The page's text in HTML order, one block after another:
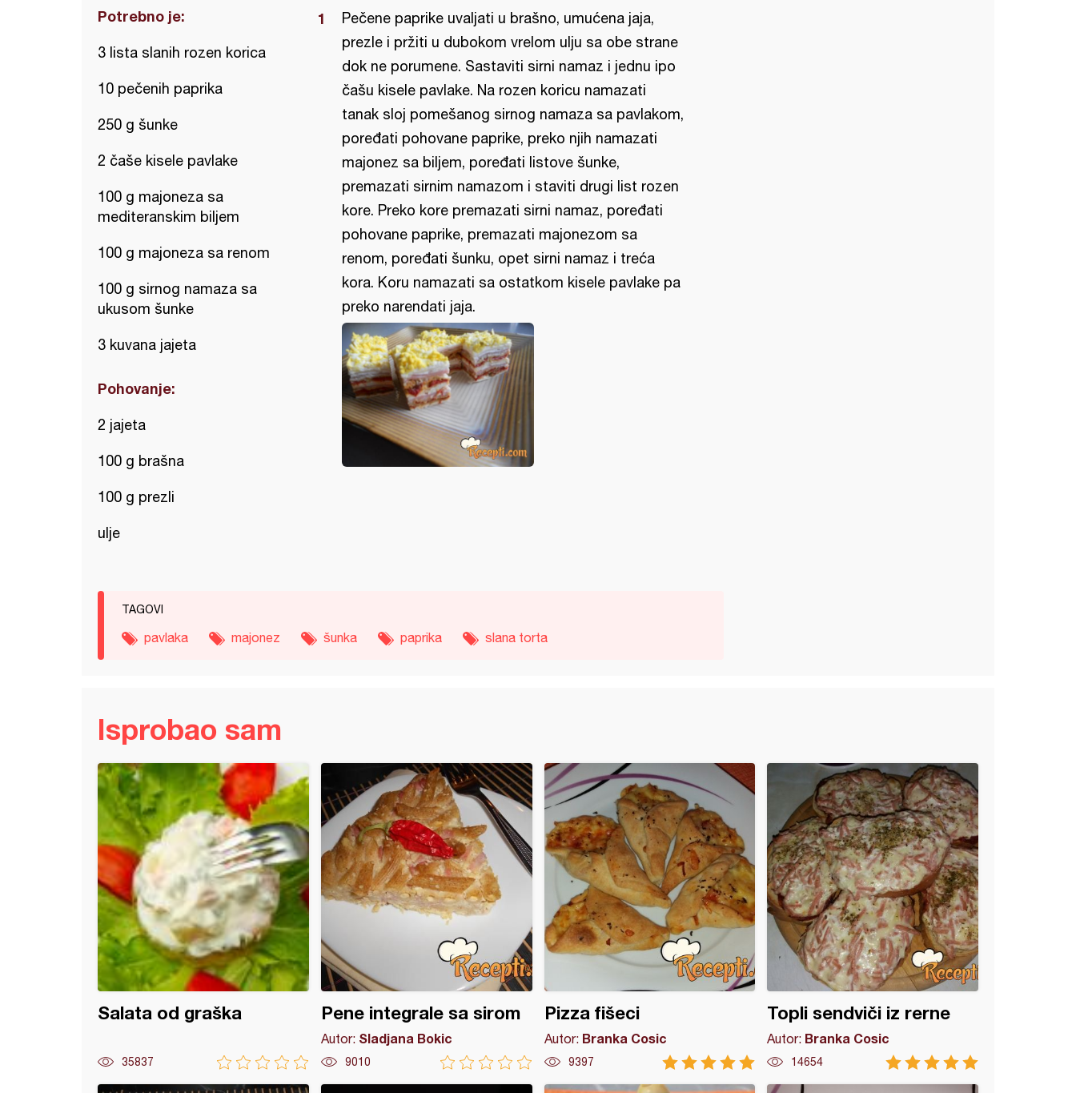
Potrebno je:
3 lista slanih rozen korica
10 pečenih paprika
250 g šunke
2 čaše kisele pavlake
100 g majoneza sa
mediteranskim biljem
100 g majoneza sa renom
100 g sirnog namaza sa
ukusom šunke
3 kuvana jajeta
Pohovanje:
2 jajeta
100 g brašna
100 g prezli
ulje
Pečene paprike uvaljati u brašno, umućena jaja,
prezle i pržiti u dubokom vrelom ulju sa obe strane
dok ne porumene. Sastaviti sirni namaz i jednu ipo
čašu kisele pavlake. Na rozen koricu namazati
tanak sloj pomešanog sirnog namaza sa pavlakom,
poređati pohovane paprike, preko njih namazati
majonez sa biljem, poređati listove šunke,
premazati sirnim namazom i staviti drugi list rozen
kore. Preko kore premazati sirni namaz, poređati
pohovane paprike, premazati majonezom sa
renom, poređati šunku, opet sirni namaz i treća
kora. Koru namazati sa ostatkom kisele pavlake pa
preko narendati jaja.
TAGOVI
pavlaka majonez šunka paprika slana torta
Isprobao sam
Salata od graška
35837
Pene integrale sa sirom
Autor: Sladjana Bokic
9010
Pizza fišeci
Autor: Branka Cosic
9397
Topli sendviči iz rerne
Autor: Branka Cosic
14654